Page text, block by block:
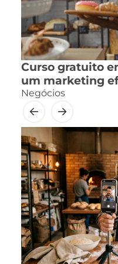
Curso gratuito
um marketing
Negócios